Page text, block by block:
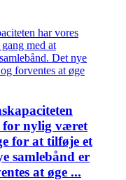
for nylig været
for at tilføje et
samlebånd er
at øge ...